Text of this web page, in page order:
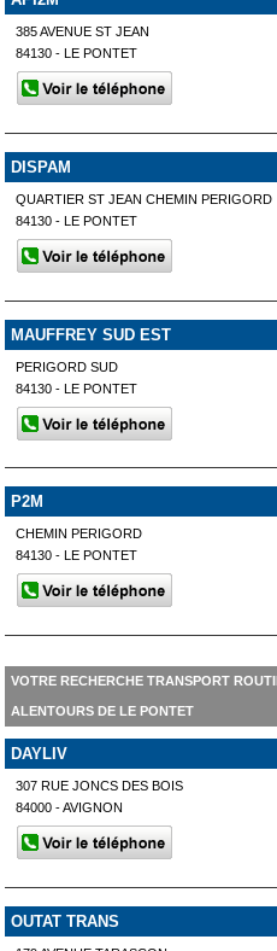
385 AVENUE ST JEAN
84130 - LE PONTET
DISPAM
QUARTIER ST JEAN CHEMIN PERIGORD
84130 - LE PONTET
MAUFFREY SUD EST
PERIGORD SUD
84130 - LE PONTET
P2M
CHEMIN PERIGORD
84130 - LE PONTET
VOTRE RECHERCHE TRANSPORT
ALENTOURS DE LE PONTET
DAYLIV
307 RUE JONCS DES BOIS
84000 - AVIGNON
OUTAT TRANS